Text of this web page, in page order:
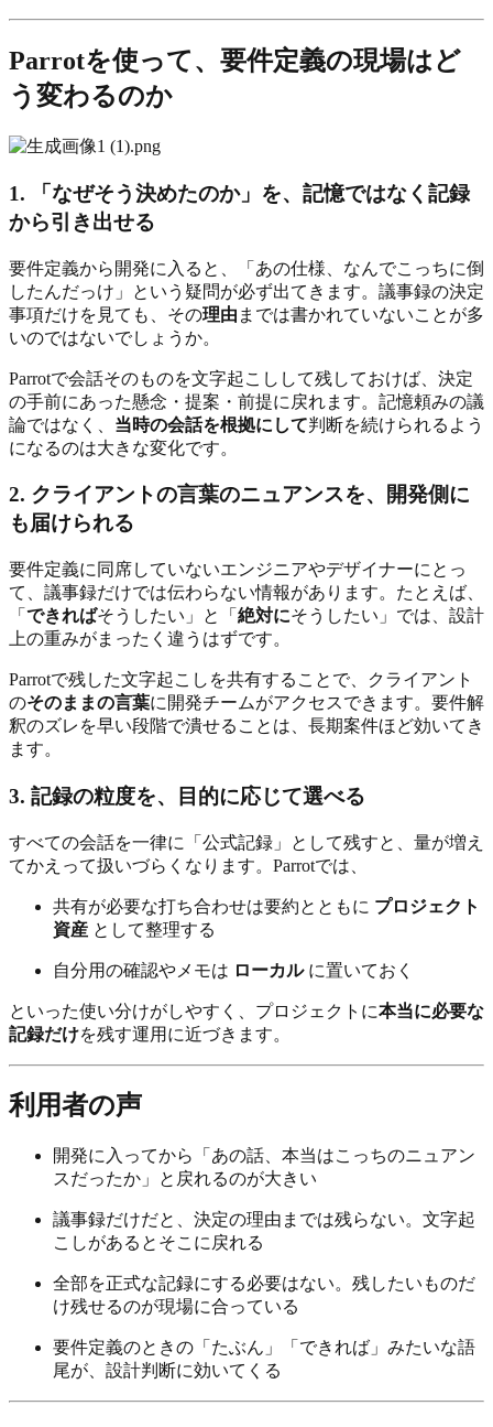
Parrotを使って、要件定義の現場はど
う変わるのか
1. 「なぜそう決めたのか」を、記憶ではなく記録
から引き出せる
要件定義から開発に入ると、「あの仕様、なんでこっちに倒
したんだっけ」という疑問が必ず出てきます。議事録の決定
事項だけを見ても、その理由 までは書かれていないことが多
いのではないでしょうか。
Parrotで会話そのものを文字起こしして残しておけば、決定
の手前にあった懸念・提案・前提に戻れます。記憶頼みの議
論ではなく、 当時の会話を根拠にして判断を続けられるよう
になるのは大きな変化です。
2. クライアントの言葉のニュアンスを、開発側に
も届けられる
要件定義に同席していないエンジニアやデザイナーにとっ
て、議事録だけでは伝わらない情報があります。たとえば、
「 できればそうしたい」と「 絶対にそうしたい」では、設計
上の重みがまったく違うはずです。
Parrotで残した文字起こしを共有することで、クライアント
のそのままの言葉に開発チームがアクセスできます。要件解
釈のズレを早い段階で潰せることは、長期案件ほど効いてき
ます。
3. 記録の粒度を、目的に応じて選べる
すべての会話を一律に「公式記録」として残すと、量が増え
てかえって扱いづらくなります。Parrotでは、
共有が必要な打ち合わせは要約とともに プロジェクト
資産 として整理する
自分用の確認やメモは ローカルに置いておく
といった使い分けがしやすく、プロジェクトに本当に必要な
記録だけを残す運用に近づきます。
利用者の声
開発に入ってから「あの話、本当はこっちのニュアン
スだったか」と戻れるのが大きい
議事録だけだと、決定の理由までは残らない。文字起
こしがあるとそこに戻れる
全部を正式な記録にする必要はない。残したいものだ
け残せるのが現場に合っている
要件定義のときの「たぶん」「できれば」みたいな語
尾が、設計判断に効いてくる